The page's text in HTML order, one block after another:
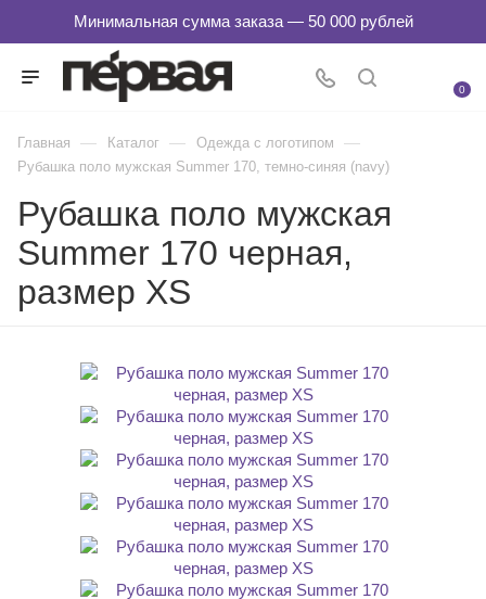
0
Главная — Каталог — Одежда с логотипом —
Рубашка поло мужская Summer 170, темно-синяя (navy)
Рубашка поло мужская
Summer 170 черная,
размер XS